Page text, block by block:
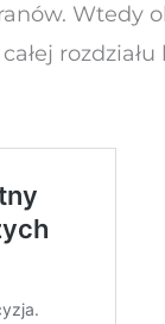
Wtedy
rozdziału